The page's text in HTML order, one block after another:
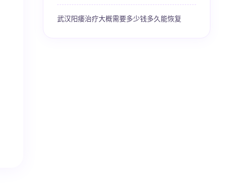
武汉阳痿治疗大概需要多少钱多久能恢复